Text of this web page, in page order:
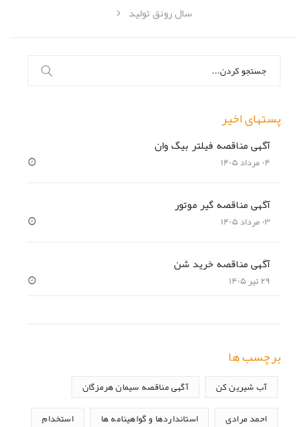
سال رونق تولید
برای:
پستهای اخیر
آگهی مناقصه فیلتر بیگ وان
۰۴ مرداد ۱۴۰۵
آگهی مناقصه گیر موتور
۰۳ مرداد ۱۴۰۵
آگهی مناقصه خرید شن
۲۹ تیر ۱۴۰۵
برچسب ها
آب شیرین کن آگهی مناقصه سیمان هرمزگان
احمد مرادی استانداردها و گواهینامه ها استخدام